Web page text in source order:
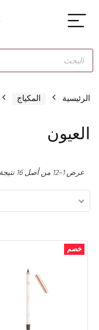
الرئيسية المكياج
العيون
عرض 1–12 من أصل 16 نتيجة
خصم